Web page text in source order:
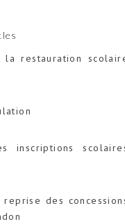
la restauration
inscriptions
des